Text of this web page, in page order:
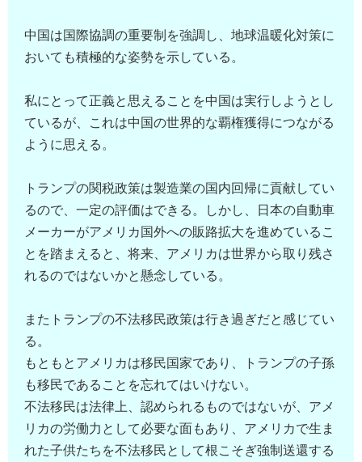
中国は国際協調の重要制を強調し、地球温暖化対策に
おいても積極的な姿勢を示している。
私にとって正義と思えることを中国は実行しようとし
ているが、これは中国の世界的な覇権獲得につながる
ように思える。
トランプの関税政策は製造業の国内回帰に貢献してい
るので、一定の評価はできる。しかし、日本の自動車
メーカーがアメリカ国外への販路拡大を進めているこ
とを踏まえると、将来、アメリカは世界から取り残さ
れるのではないかと懸念している。
またトランプの不法移民政策は行き過ぎだと感じてい
る。
もともとアメリカは移民国家であり、トランプの子孫
も移民であることを忘れてはいけない。
不法移民は法律上、認められるものではないが、アメ
リカの労働力として必要な面もあり、アメリカで生ま
れた子供たちを不法移民として根こそぎ強制送還する